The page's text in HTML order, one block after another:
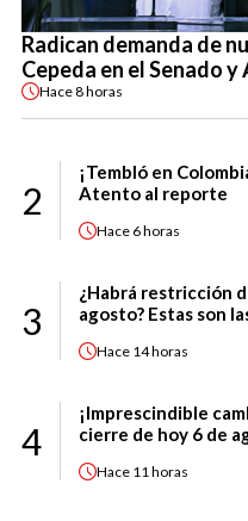
Radican demanda de
Cepeda en el Senado
Hace8 horas
2
¡Tembló en
Atento al reporte
Hace 6 horas
3
¿Habrá restricción
agosto? Estas son
Hace 14 horas
4
¡Imprescindible
cierre de hoy 6 de
Hace 11 horas